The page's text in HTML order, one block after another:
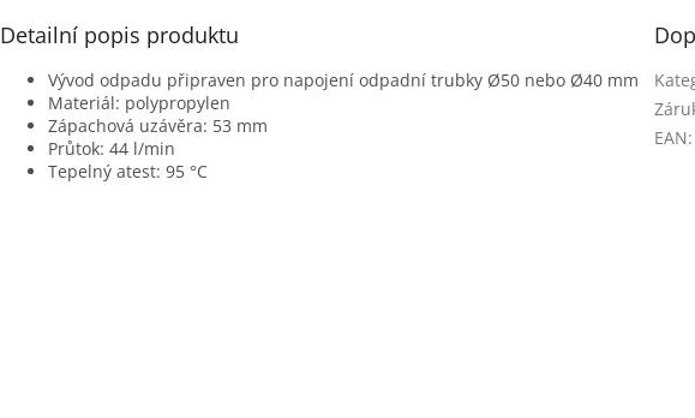
Detailní popis produktu
Vývod odpadu připraven pro napojení odpadní trubky Ø50 nebo Ø40 mm
Materiál: polypropylen
Zápachová uzávěra: 53 mm
Průtok: 44 l/min
Tepelný atest: 95 °C
EAN: